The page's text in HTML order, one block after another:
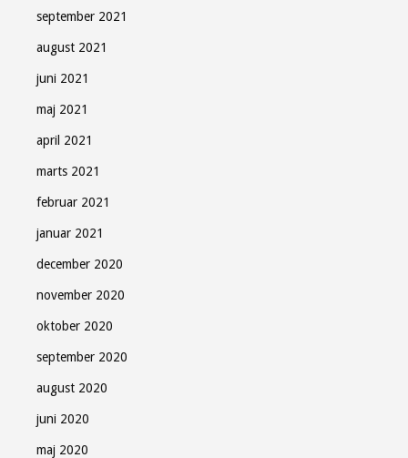
september 2021
august 2021
juni 2021
maj 2021
april 2021
marts 2021
februar 2021
januar 2021
december 2020
november 2020
oktober 2020
september 2020
august 2020
juni 2020
maj 2020